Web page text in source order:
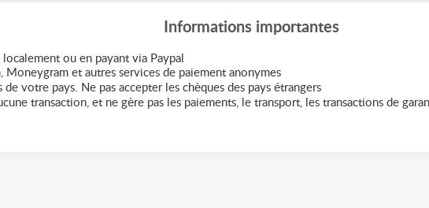
Informations importantes
ou en payant via Paypal
Moneygram et autres services de paiement anonymes
votre pays. Ne pas accepter les chèques des pays étrangers
transaction, et ne gère pas les paiements, le transport, les transactions de